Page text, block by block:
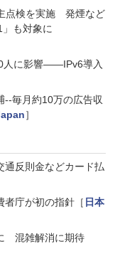
点検を実施 発煙など
も対象に
人に影響――IPv6導入
--毎月約10万の広告収
］
通反則金などカード払
庁が初の指針［ 日本
混雑解消に期待